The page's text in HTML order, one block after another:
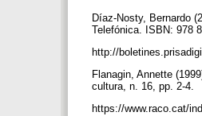
Díaz-Nosty, Bernardo
Telefónica. ISBN: 978
http://
Flanagin, Annette
cultura, n. 16, pp. 2-4.
https://www.raco.cat/